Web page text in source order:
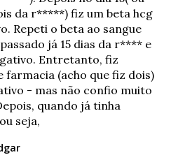
da r*****) fiz um beta hcg
Repeti o beta ao sangue
já 15 dias da r**** e
Entretanto, fiz
farmacia (acho que fiz dois)
- mas não confio muito
quando já tinha
seja,